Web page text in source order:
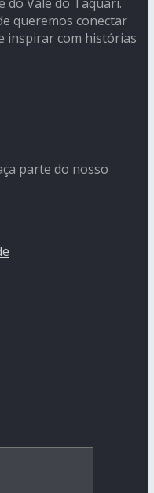
queremos conectar
inspirar com histórias
parte do nosso